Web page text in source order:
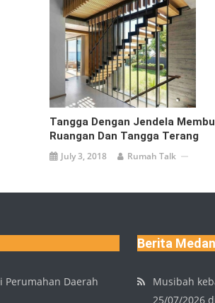
Tangga Dengan Jendela
Ruangan Dan Tangga Terang
July 3, 2018 Rumah Talk
Perumahan Daerah
Berita
Musibah
25/07/2026